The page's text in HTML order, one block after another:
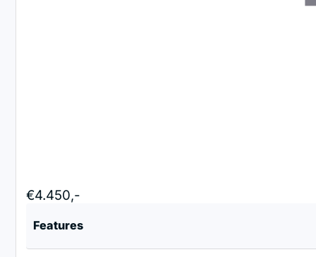
€4.450,-
Features